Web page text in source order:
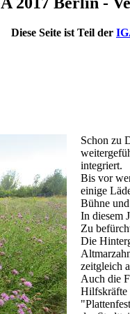
Diese Seite ist Teil der
Schon zu
integriert.
Bis vor
einige
Bühne
In diesem
Zu
Die
zeitgleich
Auch die
Hilfskräfte